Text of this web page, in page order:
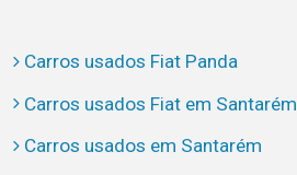
Carros usados Fiat Panda
Carros usados Fiat em Santarém
Carros usados em Santarém